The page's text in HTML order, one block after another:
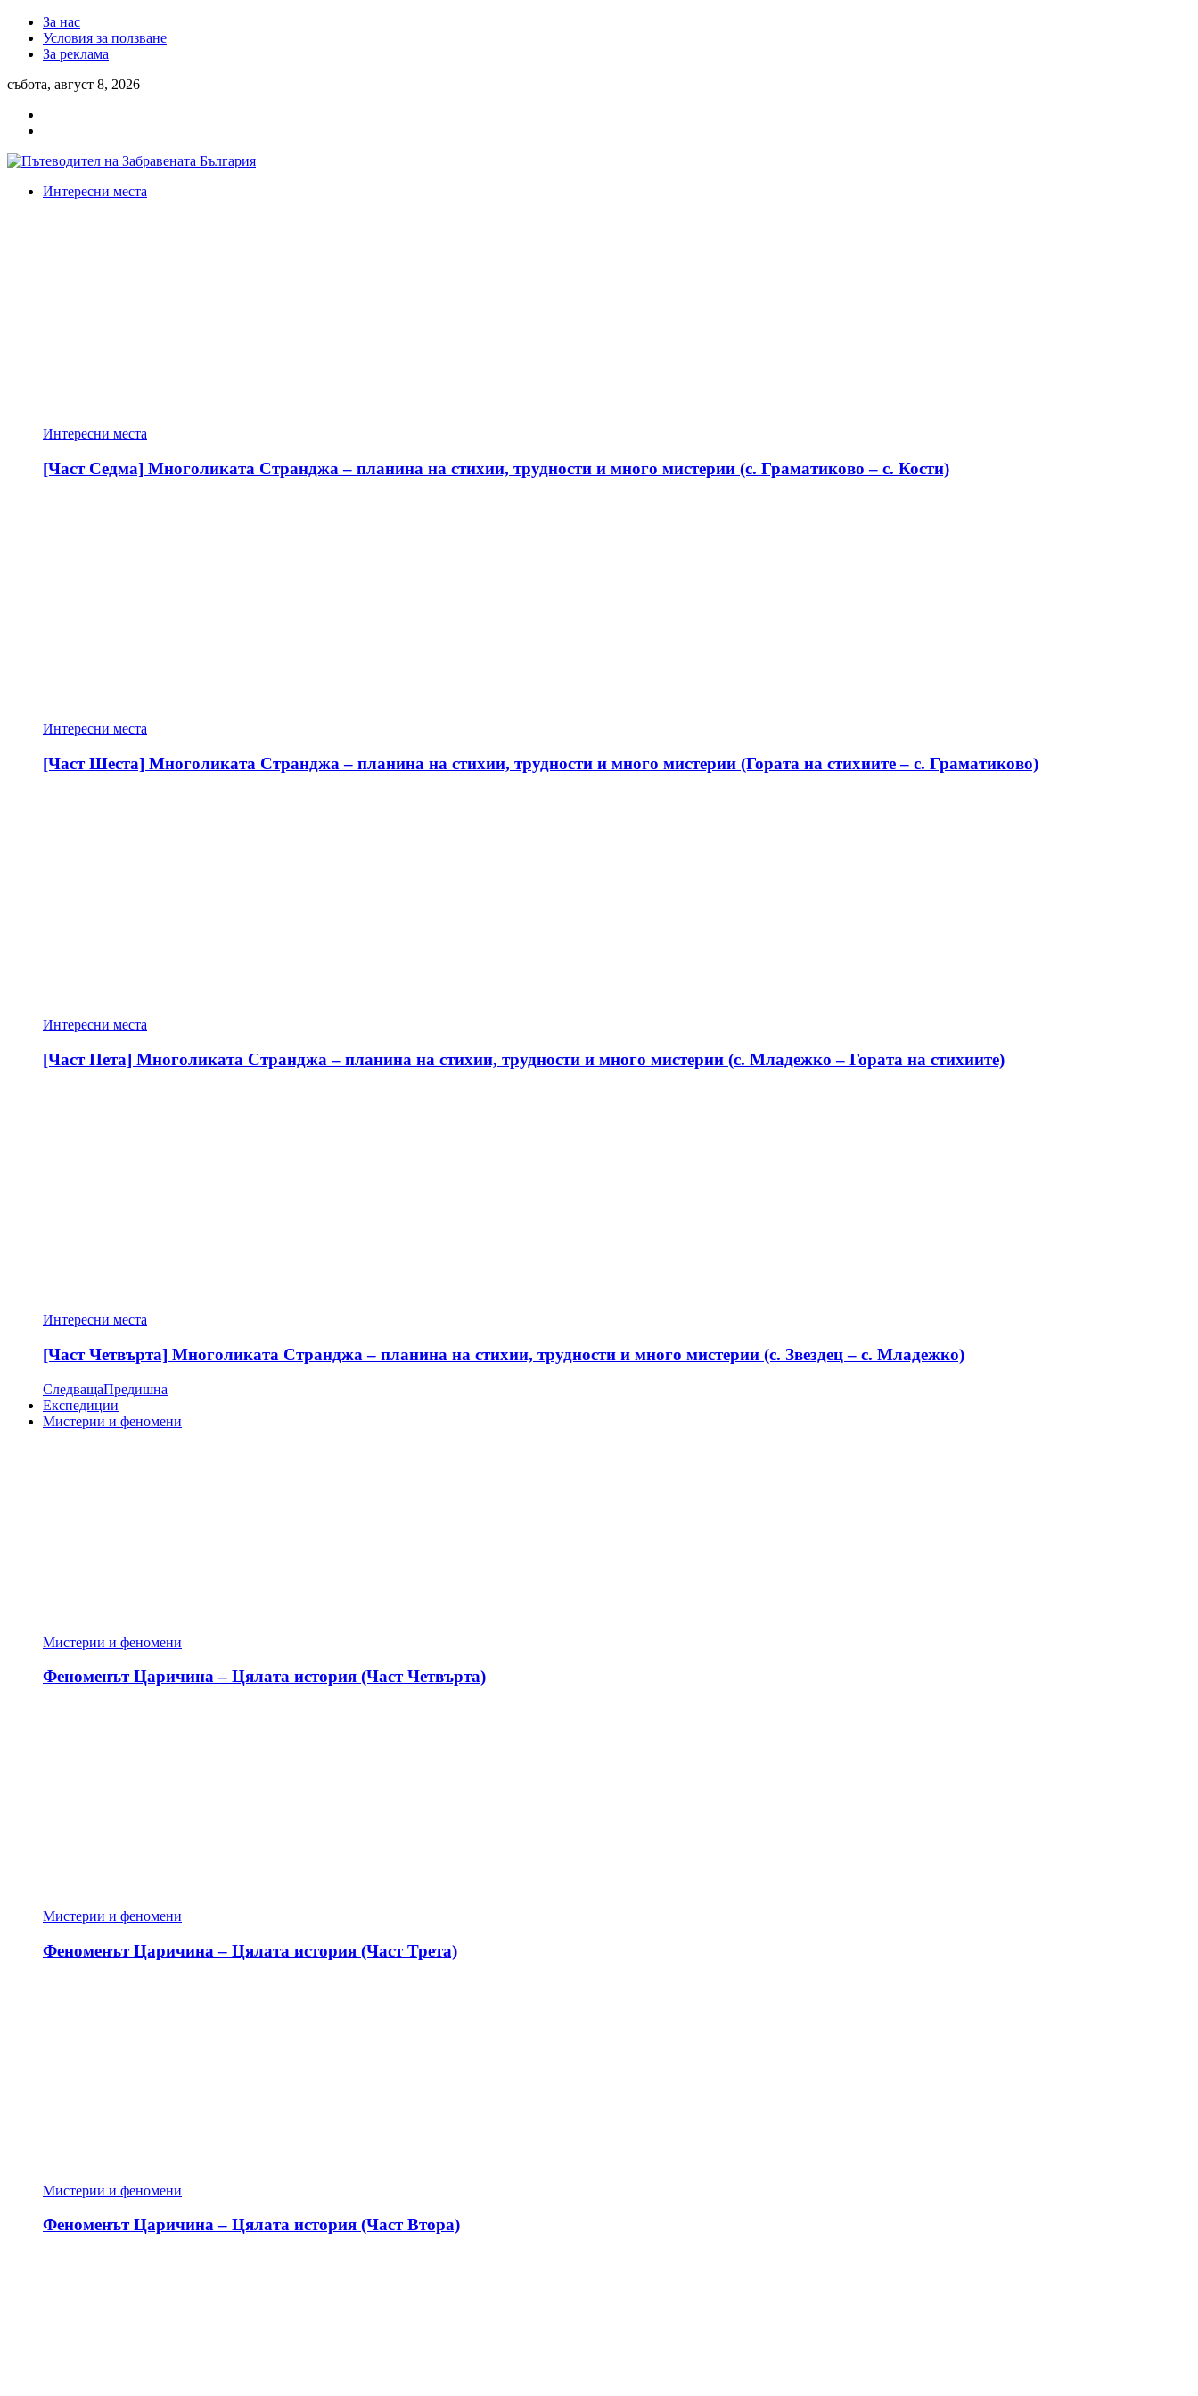
За нас
Условия за ползване
За реклама
събота, август 8, 2026
Интересни места
Интересни места
[Част Седма] Многоликата Странджа – планина на стихии, трудности и много мистерии (с. Граматиково – с. Кости)
Интересни места
[Част Шеста] Многоликата Странджа – планина на стихии, трудности и много мистерии (Гората на стихиите – с. Граматиково)
Интересни места
[Част Пета] Многоликата Странджа – планина на стихии, трудности и много мистерии (с. Младежко – Гората на стихиите)
Интересни места
[Част Четвърта] Многоликата Странджа – планина на стихии, трудности и много мистерии (с. Звездец – с. Младежко)
СледващаПредишна
Експедиции
Мистерии и феномени
Мистерии и феномени
Феноменът Царичина – Цялата история (Част Четвърта)
Мистерии и феномени
Феноменът Царичина – Цялата история (Част Трета)
Мистерии и феномени
Феноменът Царичина – Цялата история (Част Втора)